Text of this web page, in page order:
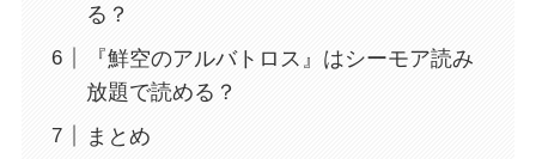
る？
『鮮空のアルバトロス』はシーモア読み
放題で読める？
まとめ